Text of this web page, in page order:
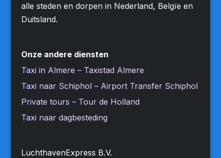
alle steden en dorpen in Nederland, Belgïe en
Duitsland.
Onze andere diensten
Taxi in Almere – Taxistad Almere
Taxi naar Schiphol – Airport Transfer Schiphol
Private tours – Tour de Holland
Taxi naar dagbesteding
LuchthavenExpress B.V.